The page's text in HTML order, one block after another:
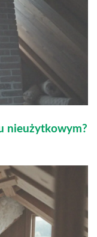
nieużytkowym?